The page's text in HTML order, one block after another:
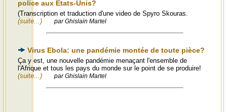
police aux États-Unis?
(Transcription et traduction d'une video de Spyro Skouras.
(suite...)
par Ghislain Martel
Virus Ebola: une pandémie montée de toute pièce?
Ça y est, une nouvelle pandémie menaçant l'ensemble de
l'Afrique et tous les pays du monde sur le point de se produire!
(suite...)
par Ghislain Martel